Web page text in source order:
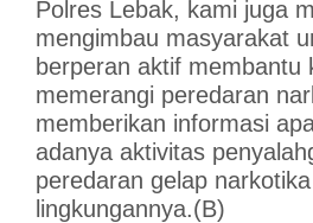
Polres Lebak, kami juga
mengimbau masyarakat
berperan aktif membantu
memerangi peredaran
memberikan informasi
adanya aktivitas
peredaran gelap
lingkungannya.(B)